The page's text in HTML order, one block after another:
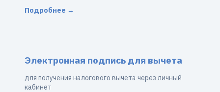
Подробнее →
Электронная подпись для вычета
для получения налогового вычета через личный
кабинет